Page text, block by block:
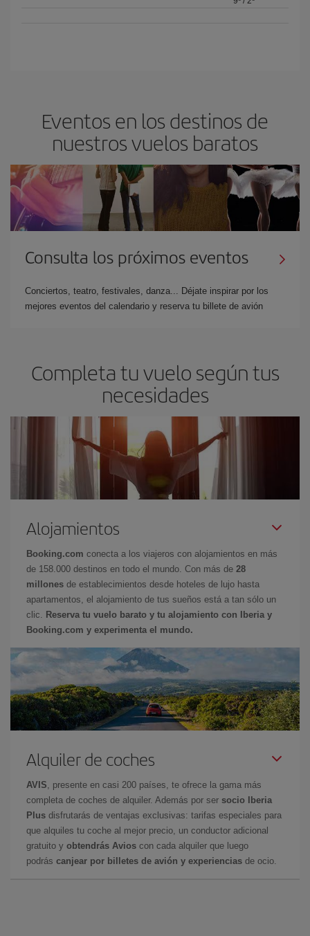
Eventos en los destinos de
nuestros vuelos baratos
Consulta los próximos eventos
Conciertos, teatro, festivales, danza... Déjate inspirar por los
mejores eventos del calendario y reserva tu billete de avión
Completa tu vuelo según tus
necesidades
Alojamientos
Booking.com conecta a los viajeros con alojamientos en más
de 158.000 destinos en todo el mundo. Con más de 28
millones de establecimientos desde hoteles de lujo hasta
apartamentos, el alojamiento de tus sueños está a tan sólo un
clic.
Reserva tu vuelo barato y tu alojamiento con Iberia y
Booking.com y experimenta el mundo.
Alquiler de coches
AVIS , presente en casi 200 países, te ofrece la gama más
completa de coches de alquiler. Además por ser socio Iberia
Plus disfrutarás de ventajas exclusivas: tarifas especiales para
que alquiles tu coche al mejor precio, un conductor adicional
gratuito y obtendrás Avios con cada alquiler que luego
podrás canjear por billetes de avión y experiencias de ocio.